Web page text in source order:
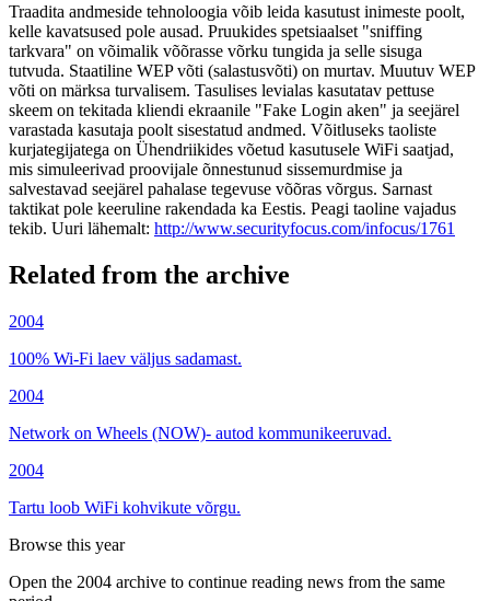
Traadita andmeside tehnoloogia võib leida kasutust inimeste poolt,
kelle kavatsused pole ausad. Pruukides spetsiaalset "sniffing
tarkvara" on võimalik võõrasse võrku tungida ja selle sisuga
tutvuda. Staatiline WEP võti (salastusvõti) on murtav. Muutuv WEP
võti on märksa turvalisem. Tasulises levialas kasutatav pettuse
skeem on tekitada kliendi ekraanile "Fake Login aken" ja seejärel
varastada kasutaja poolt sisestatud andmed. Võitluseks taoliste
kurjategijatega on Ühendriikides võetud kasutusele WiFi saatjad,
mis simuleerivad proovijale õnnestunud sissemurdmise ja
salvestavad seejärel pahalase tegevuse võõras võrgus. Sarnast
taktikat pole keeruline rakendada ka Eestis. Peagi taoline vajadus
tekib. Uuri lähemalt: http://www.securityfocus.com/infocus/1761
Related from the archive
2004
100% Wi-Fi laev väljus sadamast.
2004
Network on Wheels (NOW)- autod kommunikeeruvad.
2004
Tartu loob WiFi kohvikute võrgu.
Browse this year
Open the 2004 archive to continue reading news from the same